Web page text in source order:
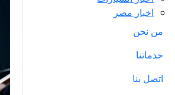
اخبار مصر
من نحن
خدماتنا
اتصل بنا